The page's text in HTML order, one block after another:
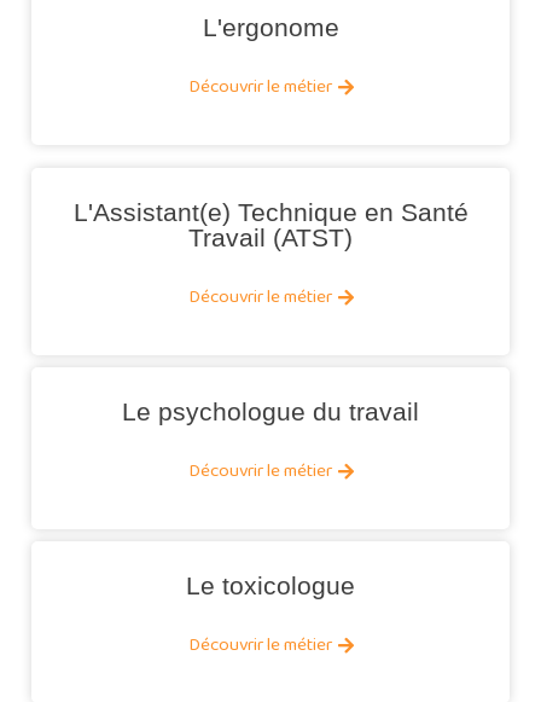
L'ergonome
Découvrir le métier
L'Assistant(e) Technique en Santé
Travail (ATST)
Découvrir le métier
Le psychologue du travail
Découvrir le métier
Le toxicologue
Découvrir le métier